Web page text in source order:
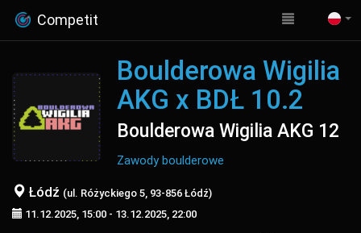
Competit
Boulderowa Wigilia
AKG x BDŁ 10.2
Boulderowa Wigilia AKG 12
Zawody boulderowe
Łódź (ul. Różyckiego 5, 93-856 Łódź)
11.12.2025, 15:00 - 13.12.2025, 22:00